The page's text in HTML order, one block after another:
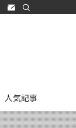
人気記事